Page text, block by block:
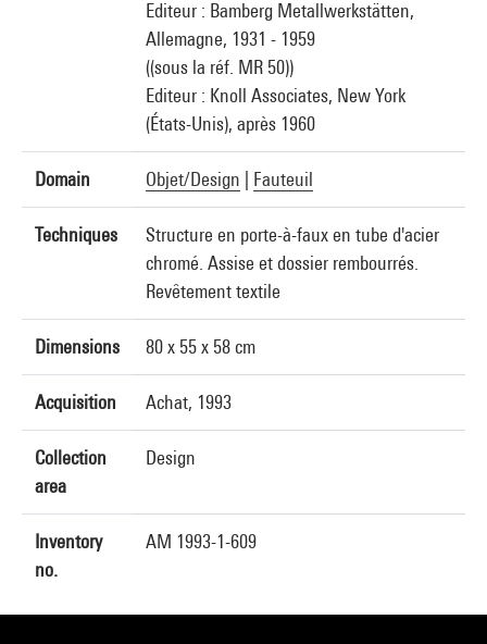
Editeur : Bamberg Metallwerkstätten,
Allemagne, 1931 - 1959
((sous la réf. MR 50))
Editeur : Knoll Associates, New York
(États-Unis), après 1960
Domain Objet/Design Fauteuil
Techniques
Structure en porte-à-faux en tube d'acier
chromé. Assise et dossier rembourrés.
Revêtement textile
Dimensions 80 x 55 x 58 cm
Acquisition Achat, 1993
Collection
area
Design
Inventory
no.
AM 1993-1-609